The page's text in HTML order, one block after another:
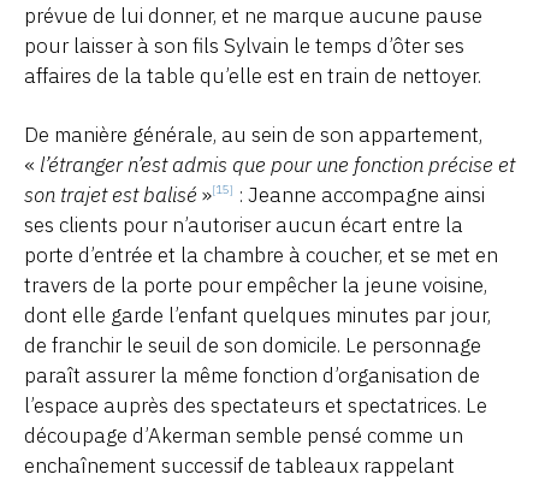
prévue de lui donner, et ne marque aucune pause
pour laisser à son fils Sylvain le temps d’ôter ses
affaires de la table qu’elle est en train de nettoyer.
De manière générale, au sein de son appartement,
« l’étranger n’est admis que pour une fonction précise et
son trajet est balisé »[15] : Jeanne accompagne ainsi
ses clients pour n’autoriser aucun écart entre la
porte d’entrée et la chambre à coucher, et se met en
travers de la porte pour empêcher la jeune voisine,
dont elle garde l’enfant quelques minutes par jour,
de franchir le seuil de son domicile. Le personnage
paraît assurer la même fonction d’organisation de
l’espace auprès des spectateurs et spectatrices. Le
découpage d’Akerman semble pensé comme un
enchaînement successif de tableaux rappelant